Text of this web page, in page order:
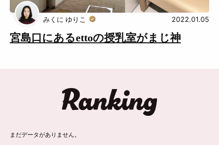
広告掲載について プライバシーポリシー
インフォマティブデータポリシ
お問合せ
宮島口にあるettoの授乳室がまじ神
みくに ゆりこ 2022.01.05
まだデータがありません。